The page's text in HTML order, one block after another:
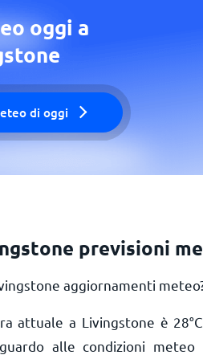
oggi a
di oggi
previsioni
aggiornamenti
attuale a Livingstone è 28°C
alle condizioni meteo